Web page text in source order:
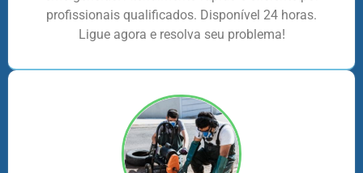
profissionais qualificados. Disponível 24 horas.
Ligue agora e resolva seu problema!